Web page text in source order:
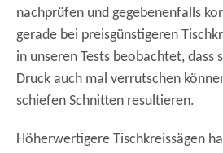
nachprüfen und gegebenenfalls
gerade bei preisgünstigeren
in unseren Tests beobachtet, dass
Druck auch mal verrutschen
schiefen Schnitten resultieren.
Höherwertigere Tischkreissägen